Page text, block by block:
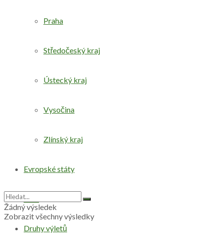
Praha
Středočeský kraj
Ústecký kraj
Vysočina
Zlínský kraj
Evropské státy
Svět
Druhy výletů
Žádný výsledek
Zobrazit všechny výsledky